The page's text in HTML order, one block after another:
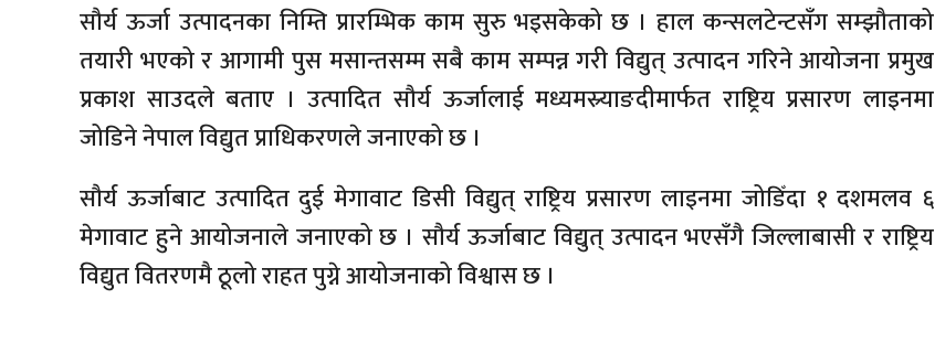
सौर्य ऊर्जा उत्पादनका निम्ति प्रारम्भिक काम सुरु भइसकेको छ । हाल कन्सलटेन्टसँग सम्झौताको
तयारी भएको र आगामी पुस मसान्तसम्म सबै काम सम्पन्न गरी विद्युत् उत्पादन गरिने आयोजना प्रमुख
प्रकाश साउदले बताए । उत्पादित सौर्य ऊर्जालाई मध्यमस्र्याङदीमार्फत राष्ट्रिय प्रसारण लाइनमा
जोडिने नेपाल विद्युत प्राधिकरणले जनाएको छ ।
सौर्य ऊर्जाबाट उत्पादित दुई मेगावाट डिसी विद्युत् राष्ट्रिय प्रसारण लाइनमा जोडिँदा १ दशमलव ६
मेगावाट हुने आयोजनाले जनाएको छ । सौर्य ऊर्जाबाट विद्युत् उत्पादन भएसँगै जिल्लाबासी र राष्ट्रिय
विद्युत वितरणमै ठूलो राहत पुग्ने आयोजनाको विश्वास छ ।